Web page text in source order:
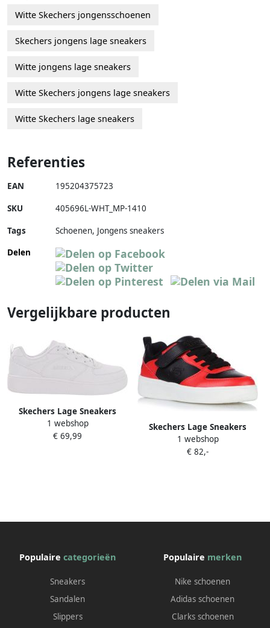
Witte Skechers jongensschoenen
Skechers jongens lage sneakers
Witte jongens lage sneakers
Witte Skechers jongens lage sneakers
Witte Skechers lage sneakers
Referenties
EAN 195204375723
SKU 405696L-WHT_MP-1410
Tags
Schoenen, Jongens sneakers
Delen
Vergelijkbare producten
Skechers Lage Sneakers
Sport Court 92
1 webshop
€ 69,99
Skechers Lage Sneakers
Sport Court 92
1 webshop
€ 82,-
Populaire categorieën
Sneakers
Sandalen
Slippers
Populaire merken
Nike schoenen
Adidas schoenen
Clarks schoenen